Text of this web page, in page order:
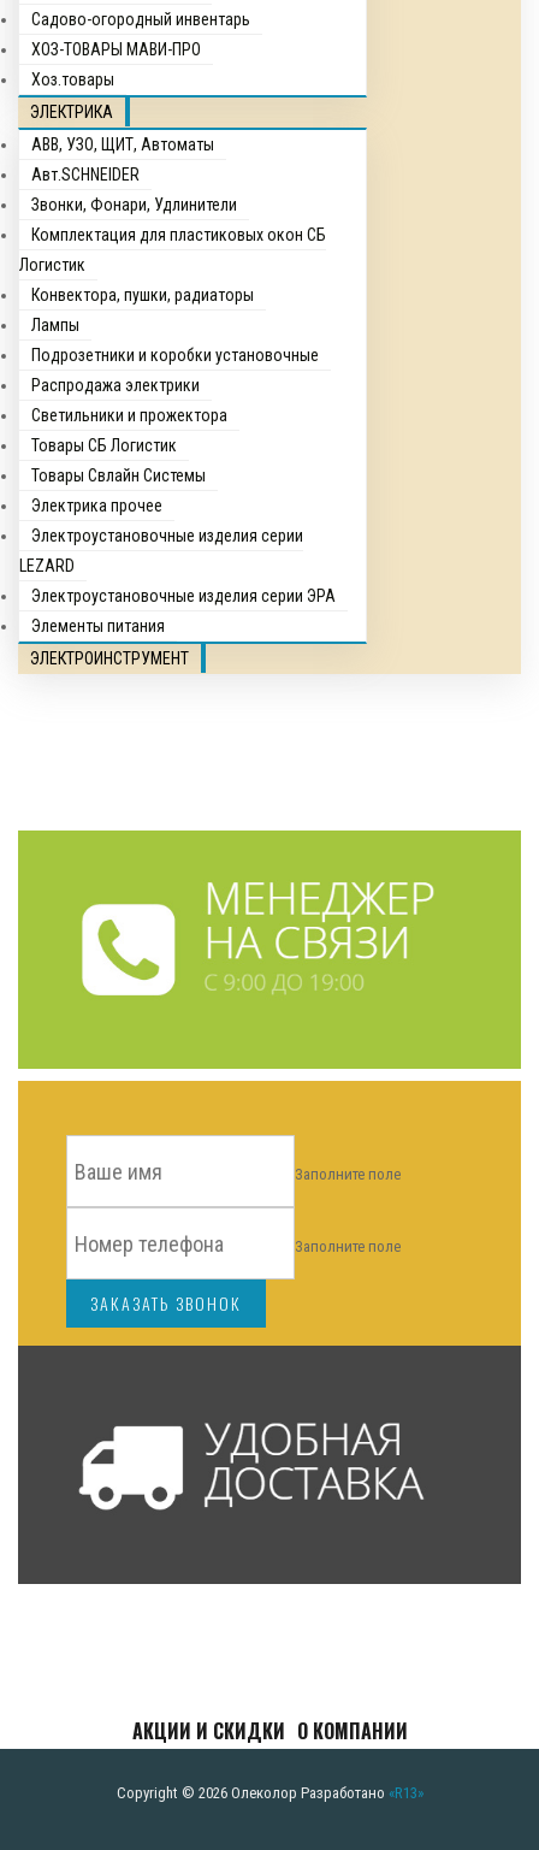
Садово-огородный инвентарь
ХОЗ-ТОВАРЫ МАВИ-ПРО
Хоз.товары
ЭЛЕКТРИКА
ABB, УЗО, ЩИТ, Автоматы
Авт.SCHNEIDER
Звонки, Фонари, Удлинители
Комплектация для пластиковых окон СБ
Логистик
Конвектора, пушки, радиаторы
Лампы
Подрозетники и коробки установочные
Распродажа электрики
Светильники и прожектора
Товары СБ Логистик
Товары Свлайн Системы
Электрика прочее
Электроустановочные изделия серии
LEZARD
Электроустановочные изделия серии ЭРА
Элементы питания
ЭЛЕКТРОИНСТРУМЕНТ
Заполните поле
Заполните поле
ЗАКАЗАТЬ ЗВОНОК
АКЦИИ И СКИДКИ О КОМПАНИИ
Copyright © 2026 Олеколор Разработано «R13»